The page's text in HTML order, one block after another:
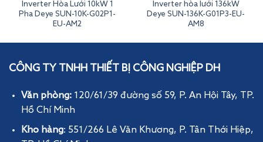
Inverter Hòa Lưới 10kW 1
Pha Deye SUN-10K-G02P1-
EU-AM2
Inverter hòa lưới 136kW
Deye SUN-136K-G01P3-EU-
AM8
Inverter Hòa Lưới 15kW 3 Pha Deye SUN-15K-G06P3-EU-BM2-P1
CÔNG TY TNHH THIẾT BỊ CÔNG NGHIỆP DH
Văn phòng: 120/61/39 đường số 59, P. An Hội Tây, TP.
Hồ Chí Minh
Kho hàng: 551/266 Lê Văn Khương, P. Tân Thới Hiệp,